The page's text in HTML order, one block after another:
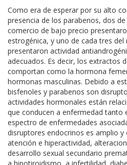
Como era de esperar por su alto
presencia de los parabenos, dos
comercio de bajo precio
estrogénica, y uno de cada tres
presentaron actividad
adecuados. Es decir, los extractos
comportan como la hormona
hormonas masculinas. Debido a
bisfenoles y parabenos son
actividades hormonales están
que conducen a enfermedad tanto
espectro de enfermedades
disruptores endocrinos es amplio y
atención e hiperactividad,
desarrollo sexual secundario